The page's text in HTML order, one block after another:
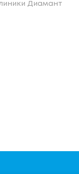
Диамант